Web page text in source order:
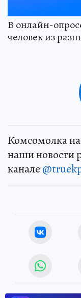
В онлайн-
человек из
Комсомолка
наши новости
канале